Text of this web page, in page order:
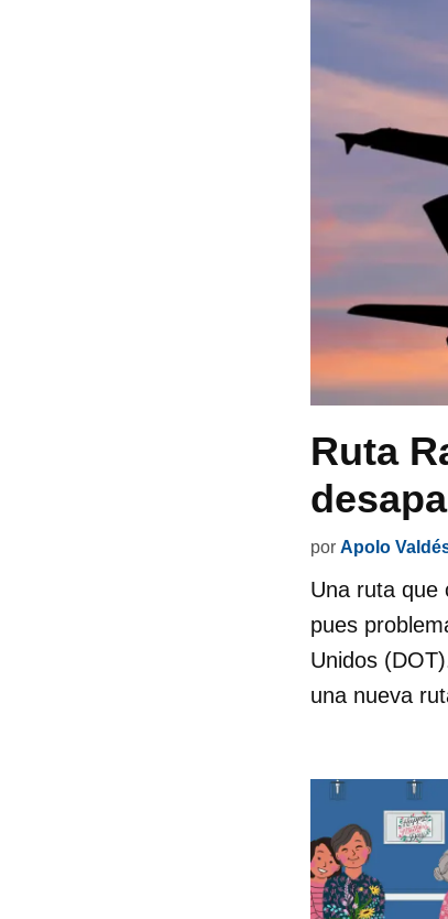
Ruta
por Apolo
Una ruta que
pues
Unidos
una nueva